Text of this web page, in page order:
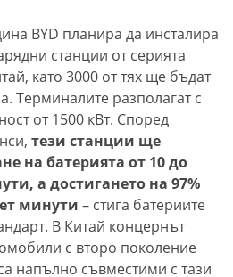
BYD планира да инсталира
станции от серията
като 3000 от тях ще бъдат
Терминалите разполагат с
от 1500 кВт. Според
тези станции ще
на батерията от 10 до
а достигането на 97%
минути – стига батериите
В Китай концернът
с второ поколение
напълно съвместими с тази